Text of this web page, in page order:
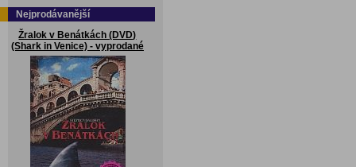
Nejprodávanější
Žralok v Benátkách (DVD)
(Shark in Venice) - vyprodané